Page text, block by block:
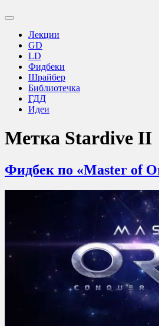
Переключить
поискаЛекции
GD
LD
Фидбеки
Шрайбер
Библиотечка
ГДД
Идеи
Метка Stardive II
Фидбек по «Master of